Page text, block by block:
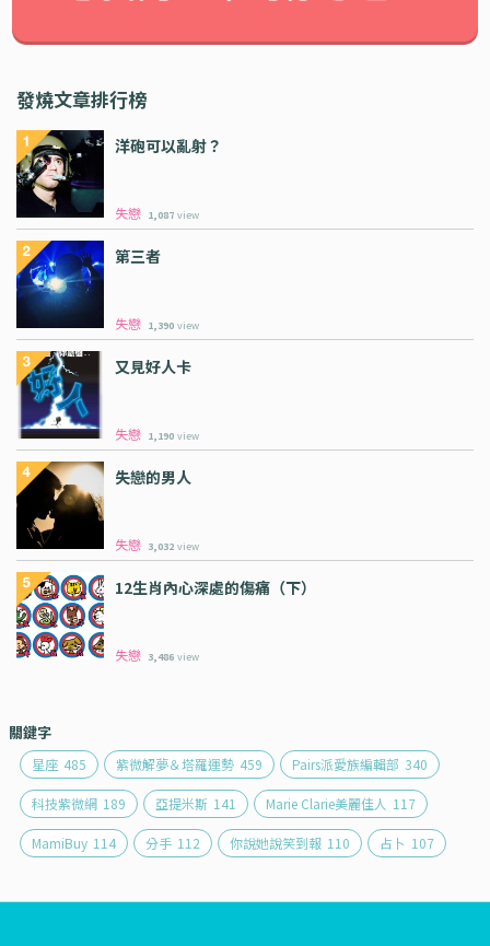
發燒文章排行榜
洋砲可以亂射？
失戀 1,087 view
第三者
失戀 1,390 view
又見好人卡
失戀 1,190 view
失戀的男人
失戀 3,032 view
12生肖內心深處的傷痛（下）
失戀 3,486 view
關鍵字
星座 485 紫微解夢＆塔羅運勢 459 Pairs派愛族編輯部 340
科技紫微網 189 亞提米斯 141 Marie Clarie美麗佳人 117
MamiBuy 114 分手 112 你說她說笑到報 110 占卜 107